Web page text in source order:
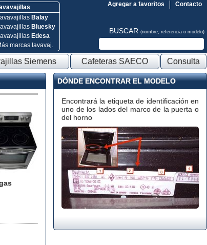
Balay
Bluesky
Edesa
marcas lavavaj.
Contacto
Agregar a favoritos
BUSCAR (nombre, referencia o modelo)
Siemens Cafeteras SAECO Consulta
DÓNDE ENCONTRAR EL MODELO
Encontrará la etiqueta de identificación en
uno de los lados del marco de la puerta o
del horno